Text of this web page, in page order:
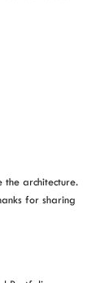
the architecture.
for sharing